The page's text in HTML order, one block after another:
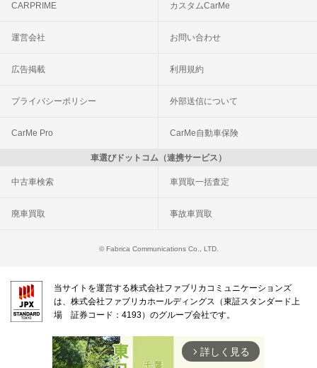
CARPRIME カスタムCarMe
運営会社 お問い合わせ
広告掲載 利用規約
プライバシーポリシー 外部送信について
CarMe Pro CarMe自動車保険
車選びドットコム（連携サービス）
中古車検索 車買取一括査定
廃車買取 事故車買取
© Fabrica Communications Co., LTD.
当サイトを運営する株式会社ファブリカコミュニケーションズ
は、株式会社ファブリカホールディングス（東証スタンダード上
場 証券コード：4193）のグループ会社です。
arrow_forward_ios 詳しく見る